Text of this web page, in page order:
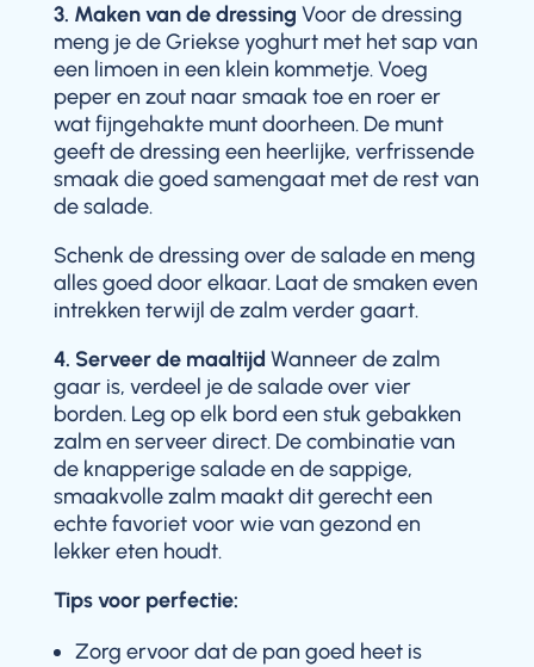
3. Maken van de dressing Voor de dressing
meng je de Griekse yoghurt met het sap van
een limoen in een klein kommetje. Voeg
peper en zout naar smaak toe en roer er
wat fijngehakte munt doorheen. De munt
geeft de dressing een heerlijke, verfrissende
smaak die goed samengaat met de rest van
de salade.
Schenk de dressing over de salade en meng
alles goed door elkaar. Laat de smaken even
intrekken terwijl de zalm verder gaart.
4. Serveer de maaltijd Wanneer de zalm
gaar is, verdeel je de salade over vier
borden. Leg op elk bord een stuk gebakken
zalm en serveer direct. De combinatie van
de knapperige salade en de sappige,
smaakvolle zalm maakt dit gerecht een
echte favoriet voor wie van gezond en
lekker eten houdt.
Tips voor perfectie:
Zorg ervoor dat de pan goed heet is